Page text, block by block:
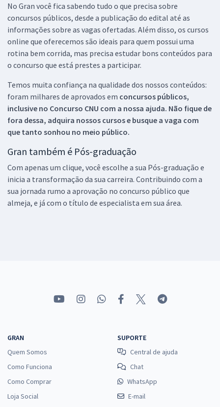
No Gran você fica sabendo tudo o que precisa sobre
concursos públicos, desde a publicação do edital até as
informações sobre as vagas ofertadas. Além disso, os cursos
online que oferecemos são ideais para quem possui uma
rotina bem corrida, mas precisa estudar bons conteúdos para
o concurso que está prestes a participar.
Temos muita confiança na qualidade dos nossos conteúdos:
foram milhares de aprovados em concursos públicos,
inclusive no Concurso CNU com a nossa ajuda. Não fique de
fora dessa, adquira nossos cursos e busque a vaga com
que tanto sonhou no meio público.
Gran também é Pós-graduação
Com apenas um clique, você escolhe a sua Pós-graduação e
inicia a transformação da sua carreira. Contribuindo com a
sua jornada rumo a aprovação no concurso público que
almeja, e já com o título de especialista em sua área.
GRAN
Quem Somos
Como Funciona
Como Comprar
Loja Social
SUPORTE
Central de ajuda
Chat
WhatsApp
E-mail